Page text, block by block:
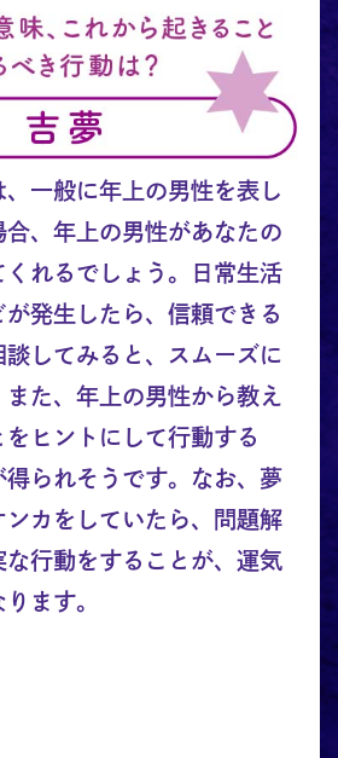
一般に年上の男性を表し
合、年上の男性があなたの
れるでしょう。日常生活
発生したら、信頼できる
してみると、スムーズに
た、年上の男性から教え
ヒントにして行動する
得られそうです。なお、夢
ンカをしていたら、問題解
行動をすることが、運気
ます。